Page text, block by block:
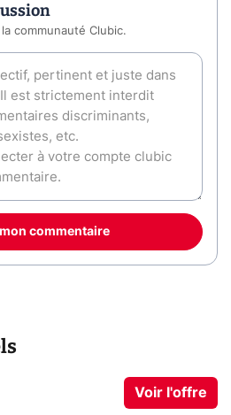
communauté Clubic.
commentaire
Voir l'offre